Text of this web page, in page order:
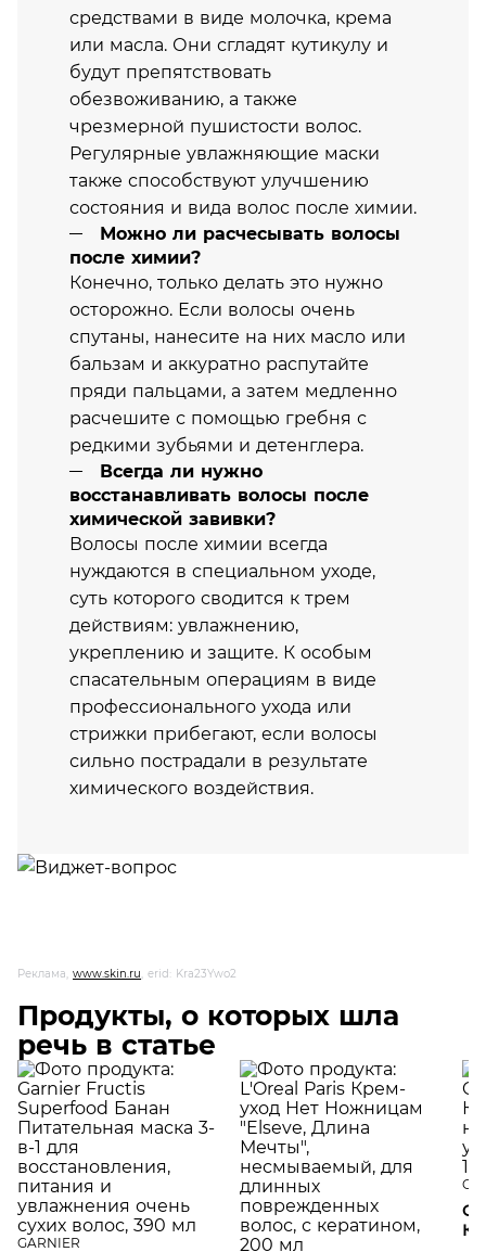
средствами в виде молочка, крема
или масла. Они сгладят кутикулу и
будут препятствовать
обезвоживанию, а также
чрезмерной пушистости волос.
Регулярные увлажняющие маски
также способствуют улучшению
состояния и вида волос после химии.
Можно ли расчесывать волосы
после химии?
Конечно, только делать это нужно
осторожно. Если волосы очень
спутаны, нанесите на них масло или
бальзам и аккуратно распутайте
пряди пальцами, а затем медленно
расчешите с помощью гребня с
редкими зубьями и детенглера.
Всегда ли нужно
восстанавливать волосы после
химической завивки?
Волосы после химии всегда
нуждаются в специальном уходе,
суть которого сводится к трем
действиям: увлажнению,
укреплению и защите. К особым
спасательным операциям в виде
профессионального ухода или
стрижки прибегают, если волосы
сильно пострадали в результате
химического воздействия.
Реклама, www.skin.ru, erid: Kra23Ywo2
Продукты, о которых шла
речь в статье
GARNIER